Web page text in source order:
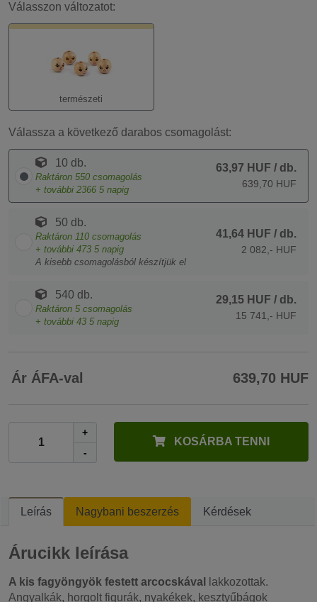
Válasszon változatot:
természeti
Válassza a következő darabos csomagolást:
10 db.
Raktáron 550 csomagolás
+ további 2366 5 napig
63,97 HUF / db.
639,70 HUF
50 db.
Raktáron 110 csomagolás
+ további 473 5 napig
A kisebb csomagolásból készítjük el
41,64 HUF / db.
2 082,- HUF
540 db.
Raktáron 5 csomagolás
+ további 43 5 napig
29,15 HUF / db.
15 741,- HUF
Ár ÁFA-val 639,70 HUF
+
-
KOSÁRBA TENNI
Leírás Nagybani beszerzés Kérdések
Árucikk leírása
A kis fagyöngyök festett arcocskával
lakkozottak.
Angyalkák, horgolt figurák, nyakékek, kesztyűbágok